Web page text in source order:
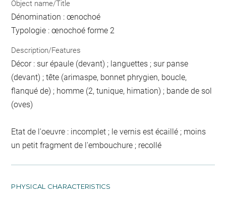
Object name/Title
Dénomination : œnochoé
Typologie : œnochoé forme 2
Description/Features
Décor : sur épaule (devant) ; languettes ; sur panse
(devant) ; tête (arimaspe, bonnet phrygien, boucle,
flanqué de) ; homme (2, tunique, himation) ; bande de sol
(oves)
Etat de l'oeuvre : incomplet ; le vernis est écaillé ; moins
un petit fragment de l'embouchure ; recollé
PHYSICAL CHARACTERISTICS